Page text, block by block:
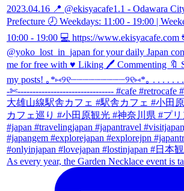
As every year, the Garden Necklace event is